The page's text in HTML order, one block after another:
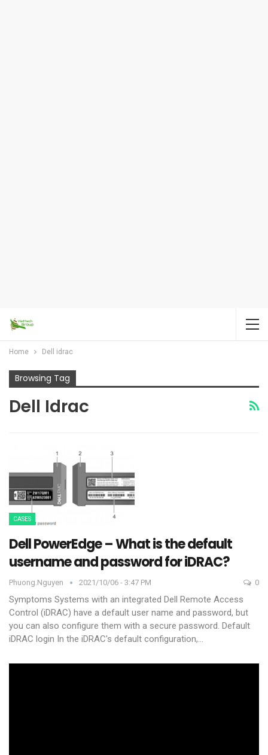
Home Dell idrac
Browsing Tag
Dell Idrac
CASES
Dell PowerEdge – What is the default
username and password for iDRAC?
Phuong.nguyen 2021/10/06 - 3:47 PM 0
Symptoms Systems with an integrated Dell Remote Access
Control (iDRAC) have a default user name and password, but
you can also configure them with a secure password. Default
iDRAC login In the iDRAC's default configuration,…